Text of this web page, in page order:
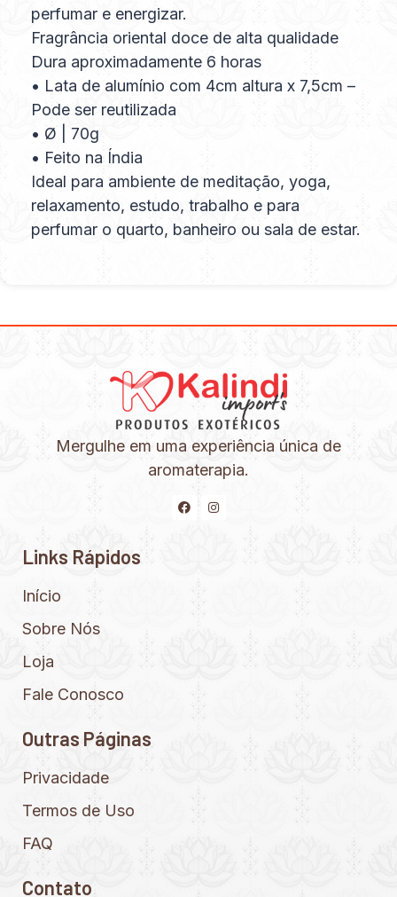
perfumar e energizar.
Fragrância oriental doce de alta qualidade
Dura aproximadamente 6 horas
• Lata de alumínio com 4cm altura x 7,5cm –
Pode ser reutilizada
• Ø | 70g
• Feito na Índia
Ideal para ambiente de meditação, yoga,
relaxamento, estudo, trabalho e para
perfumar o quarto, banheiro ou sala de estar.
Mergulhe em uma experiência única de
aromaterapia.
Links Rápidos
Início
Sobre Nós
Loja
Fale Conosco
Outras Páginas
Privacidade
Termos de Uso
FAQ
Contato